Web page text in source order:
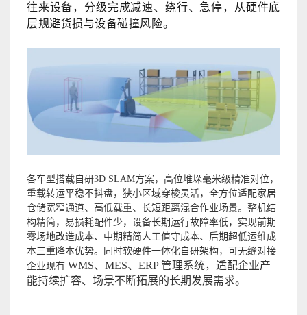
往来设备，分级完成减速、绕行、急停，从硬件底
层规避货损与设备碰撞风险。
各车型搭载 自研3D SLAM方案，高位堆垛毫米级精准对位，
重载转运平稳不抖盘，狭小区域穿梭灵活，全方位适配家居
仓储宽窄通道、高低载重、长短距离混合作业场景。整机结
构精简，易损耗配件少，设备长期运行故障率低，实现前期
零场地改造成本、中期精简人工值守成本、后期超低运维成
本三重降本优势。同时软硬件一体化自研架构，可无缝对接
企业现有 WMS、MES、ERP 管理系统，适配企业产
能持续扩容、场景不断拓展的长期发展需求。